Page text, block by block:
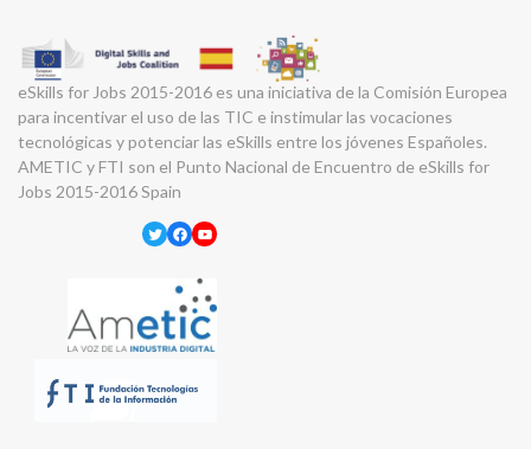
eSkills for Jobs 2015-2016 es una iniciativa de la Comisión Europea
para incentivar el uso de las TIC e instimular las vocaciones
tecnológicas y potenciar las eSkills entre los jóvenes Españoles.
AMETIC y FTI son el Punto Nacional de Encuentro de eSkills for
Jobs 2015-2016 Spain
Twitter
Facebook
YouTube